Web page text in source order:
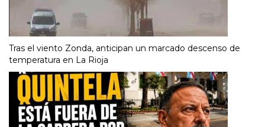
Tras el viento Zonda, anticipan un marcado descenso de
temperatura en La Rioja